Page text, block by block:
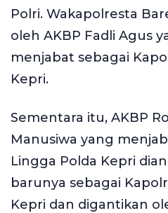
Polri. Wakapolresta
oleh AKBP Fadli Agus
menjabat sebagai
Kepri.
Sementara itu, AKBP
Manusiwa yang
Lingga Polda Kepri
barunya sebagai
Kepri dan digantikan